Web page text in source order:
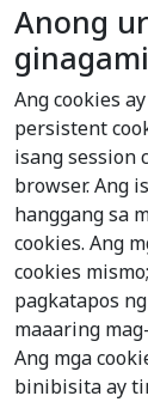
Anong
Ang cookies
persistent
isang session
browser. Ang
hanggang sa
cookies. Ang
cookies
pagkatapos
maaaring
Ang mga
binibisita ay